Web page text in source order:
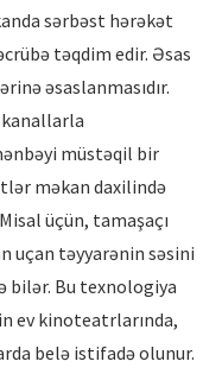
sərbəst hərəkət
təqdim edir. Əsas
əsaslanmasıdır.
kanallarla
müstəqil bir
məkan daxilində
üçün, tamaşaçı
uçan təyyarənin səsini
bilər. Bu texnologiya
ev kinoteatrlarında,
belə istifadə olunur.